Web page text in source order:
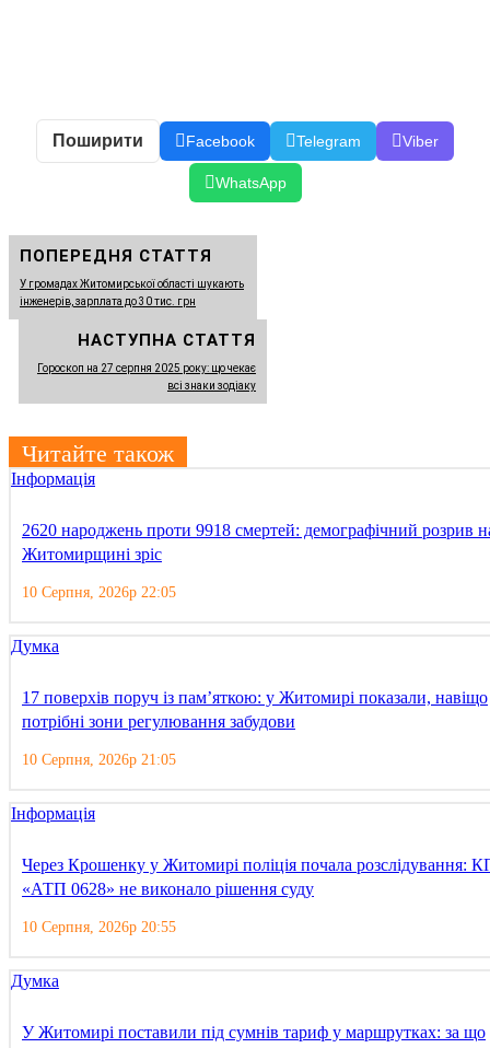
Поширити Facebook Telegram Viber
WhatsApp
ПОПЕРЕДНЯ СТАТТЯ
У громадах Житомирської області шукають
інженерів, зарплата до 30 тис. грн
НАСТУПНА СТАТТЯ
Гороскоп на 27 серпня 2025 року: що чекає
всі знаки зодіаку
Читайте також
Інформація
2620 народжень проти 9918 смертей: демографічний розрив
Житомирщині зріс
10 Серпня, 2026р 22:05
Думка
17 поверхів поруч із пам’яткою: у Житомирі показали, навіщо
потрібні зони регулювання забудови
10 Серпня, 2026р 21:05
Інформація
Через Крошенку у Житомирі поліція почала розслідування:
«АТП 0628» не виконало рішення суду
10 Серпня, 2026р 20:55
Думка
У Житомирі поставили під сумнів тариф у маршрутках: за що